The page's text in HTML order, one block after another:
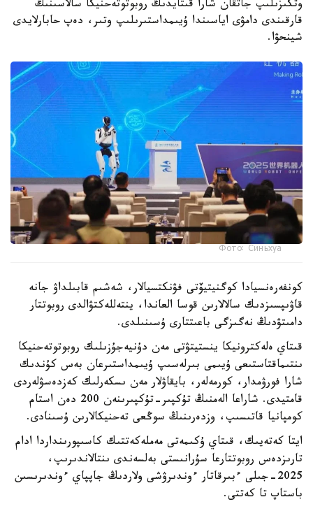
وتكىزىلىپ جاتقان شارا قىتايدىڭ روبوتوتەحنيكا سالاسىنىڭ
قارقىندى دامۋى اياسىندا ۇيىمداستىرىلىپ وتىر، دەپ حابارلايدى
شينحۋا.
Фото: Синьхуа
كونفەرەنسيادا كوگنيتيۆتى فۋنكتسيالار، شەشىم قابىلداۋ جانە
قاۋىپسىزدىك سالالارىن قوسا العاندا، ينتەللەكتۋالدى روبوتتار
دامىتۋدىڭ نەگىزگى باعىتتارى ۇسىنىلدى.
قىتاي ەلەكترونيكا ينستيتۋتى مەن دۇنيەجۇزىلىك روبوتوتەحنيكا
ىنتىماقتاستىعى ۇيىمى بىرلەسىپ ۇيىمداستىرعان بەس كۇندىك
شارا فورۋمدار، كورمەلەر، بايقاۋلار مەن ىسكەرلىك كەزدەسۋلەردى
قامتيدى. شاراعا الەمنىڭ تۇكپىر-تۇكپىرىنەن 200 دەن استام
كومپانيا قاتىسىپ، وزدەرىنىڭ سوڭعى تەحنيكالارىن ۇسىنادى.
ايتا كەتەيىك، قىتاي ۇكىمەتى مەملەكەتتىك كاسىپورىنداردا ادام
تارىزدەس روبوتتارعا سۇرانىستى بەلسەندى ىنتالاندىرىپ،
2025-جىلى ءبىرقاتار ءوندىرۋشى ولاردىڭ جاپپاي ءوندىرىسىن
باستاپ تا كەتتى.